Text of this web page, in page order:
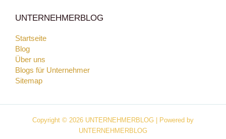
UNTERNEHMERBLOG
Startseite
Blog
Über uns
Blogs für Unternehmer
Sitemap
Copyright © 2026 UNTERNEHMERBLOG | Powered by
UNTERNEHMERBLOG